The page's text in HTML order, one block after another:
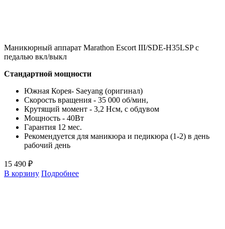
Маникюрный аппарат Marathon Escort III/SDE-H35LSP с
педалью вкл/выкл
Стандартной мощности
Южная Корея- Saeyang (оригинал)
Скорость вращения - 35 000 об/мин,
Крутящий момент - 3,2 Нсм, с обдувом
Мощность - 40Вт
Гарантия 12 мес.
Рекомендуется для маникюра и педикюра (1-2) в день
рабочий день
15 490 ₽
В корзину Подробнее